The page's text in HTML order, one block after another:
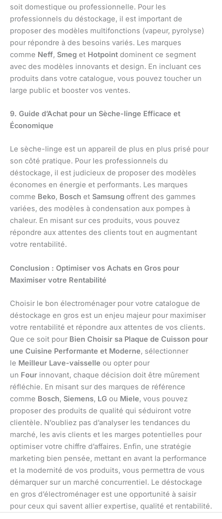
soit domestique ou professionnelle. Pour les
professionnels du déstockage, il est important de
proposer des modèles multifonctions (vapeur, pyrolyse)
pour répondre à des besoins variés. Les marques
comme Neff, Smeg et Hotpoint dominent ce segment
avec des modèles innovants et design. En incluant ces
produits dans votre catalogue, vous pouvez toucher un
large public et booster vos ventes.
9. Guide d’Achat pour un Sèche-linge Efficace et
Économique
Le sèche-linge est un appareil de plus en plus prisé pour
son côté pratique. Pour les professionnels du
déstockage, il est judicieux de proposer des modèles
économes en énergie et performants. Les marques
comme Beko, Bosch et Samsung offrent des gammes
variées, des modèles à condensation aux pompes à
chaleur. En misant sur ces produits, vous pouvez
répondre aux attentes des clients tout en augmentant
votre rentabilité.
Conclusion : Optimiser vos Achats en Gros pour
Maximiser votre Rentabilité
Choisir le bon électroménager pour votre catalogue de
déstockage en gros est un enjeu majeur pour maximiser
votre rentabilité et répondre aux attentes de vos clients.
Que ce soit pour Bien Choisir sa Plaque de Cuisson pour
une Cuisine Performante et Moderne, sélectionner
le Meilleur Lave-vaisselle ou opter pour
un Four innovant, chaque décision doit être mûrement
réfléchie. En misant sur des marques de référence
comme Bosch, Siemens, LG ou Miele, vous pouvez
proposer des produits de qualité qui séduiront votre
clientèle. N’oubliez pas d’analyser les tendances du
marché, les avis clients et les marges potentielles pour
optimiser votre chiffre d’affaires. Enfin, une stratégie
marketing bien pensée, mettant en avant la performance
et la modernité de vos produits, vous permettra de vous
démarquer sur un marché concurrentiel. Le déstockage
en gros d’électroménager est une opportunité à saisir
pour ceux qui savent allier expertise, qualité et rentabilité.